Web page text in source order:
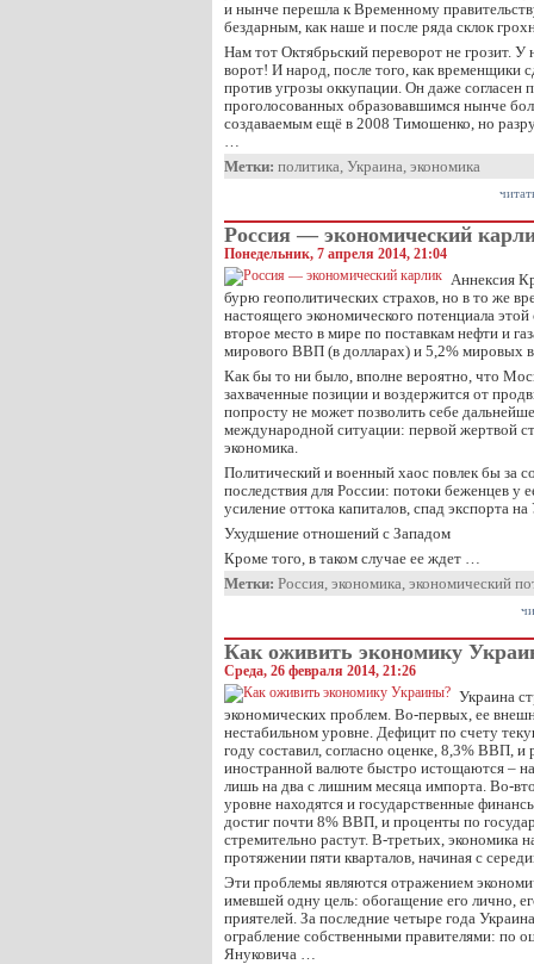
и нынче перешла к Временному
бездарным, как наше и после ряда склок
Нам тот Октябрьский переворот не грозит. У
ворот! И народ, после того, как временщики
против угрозы оккупации. Он даже согласен
проголосованных образовавшимся нынче
создаваемым ещё в 2008 Тимошенко, но
…
Метки: политика, Украина, экономика
Россия — экономический
Понедельник, 7 апреля 2014, 21:04
Аннексия
бурю геополитических страхов, но в то же
настоящего экономического потенциала
второе место в мире по поставкам нефти и
мирового ВВП (в долларах) и 5,2% мировых
Как бы то ни было, вполне вероятно, что
захваченные позиции и воздержится от
попросту не может позволить себе
международной ситуации: первой жертвой
экономика.
Политический и военный хаос повлек бы за
последствия для России: потоки беженцев у
усиление оттока капиталов, спад экспорта
Ухудшение отношений с Западом
Кроме того, в таком случае ее ждет …
Метки: Россия, экономика, экономический
Как оживить экономику
Среда, 26 февраля 2014, 21:26
Украина
экономических проблем. Во-первых, ее
нестабильном уровне. Дефицит по счету
году составил, согласно оценке, 8,3% ВВП, и
иностранной валюте быстро истощаются –
лишь на два с лишним месяца импорта. Во-
уровне находятся и государственные
достиг почти 8% ВВП, и проценты по
стремительно растут. В-третьих, экономика
протяжении пяти кварталов, начиная с
Эти проблемы являются отражением
имевшей одну цель: обогащение его лично,
приятелей. За последние четыре года
ограбление собственными правителями: по
Януковича …